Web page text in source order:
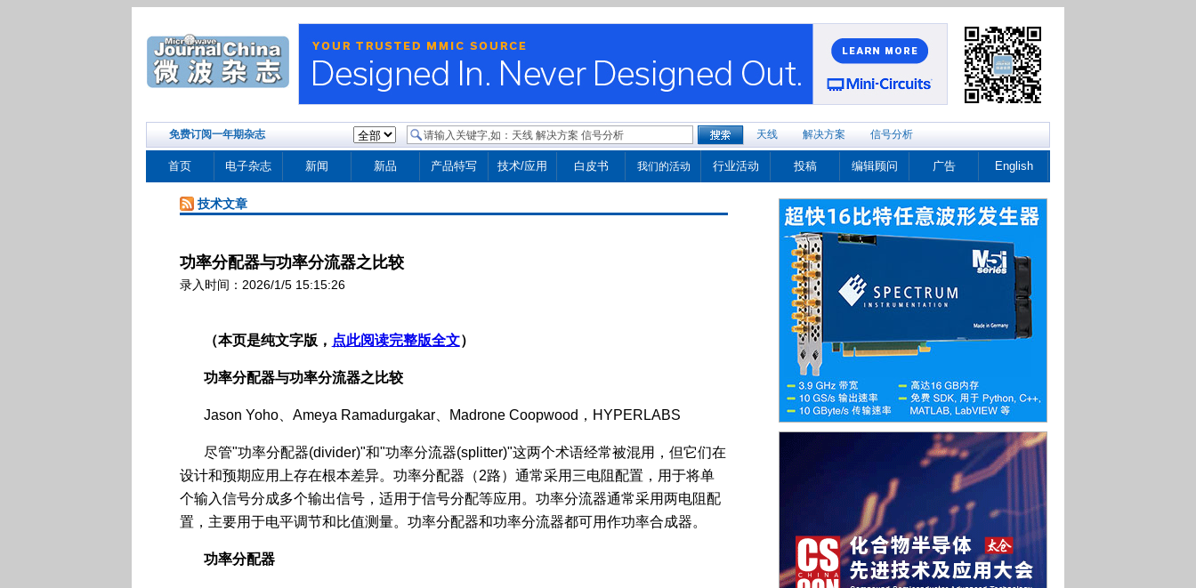
免费订阅一年期杂志 天线 解决方案 信号分析
首页 电子杂志 新闻 新品 产品特写 技术/应用 白皮书 我们的活动 行业活动 投稿 编辑顾问 广告 English
技术文章
功率分配器与功率分流器之比较
录入时间：2026/1/5 15:15:26
（本页是纯文字版， 点此阅读完整版全文）
功率分配器与功率分流器之比较
Jason Yoho、Ameya Ramadurgakar、Madrone Coopwood，HYPERLABS
尽管"功率分配器(divider)"和"功率分流器(splitter)"这两个术语经常被混用，但它们在
设计和预期应用上存在根本差异。功率分配器（2路）通常采用三电阻配置，用于将单
个输入信号分成多个输出信号，适用于信号分配等应用。功率分流器通常采用两电阻配
置，主要用于电平调节和比值测量。功率分配器和功率分流器都可用作功率合成器。
功率分配器